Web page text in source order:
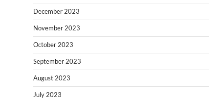
December 2023
November 2023
October 2023
September 2023
August 2023
July 2023